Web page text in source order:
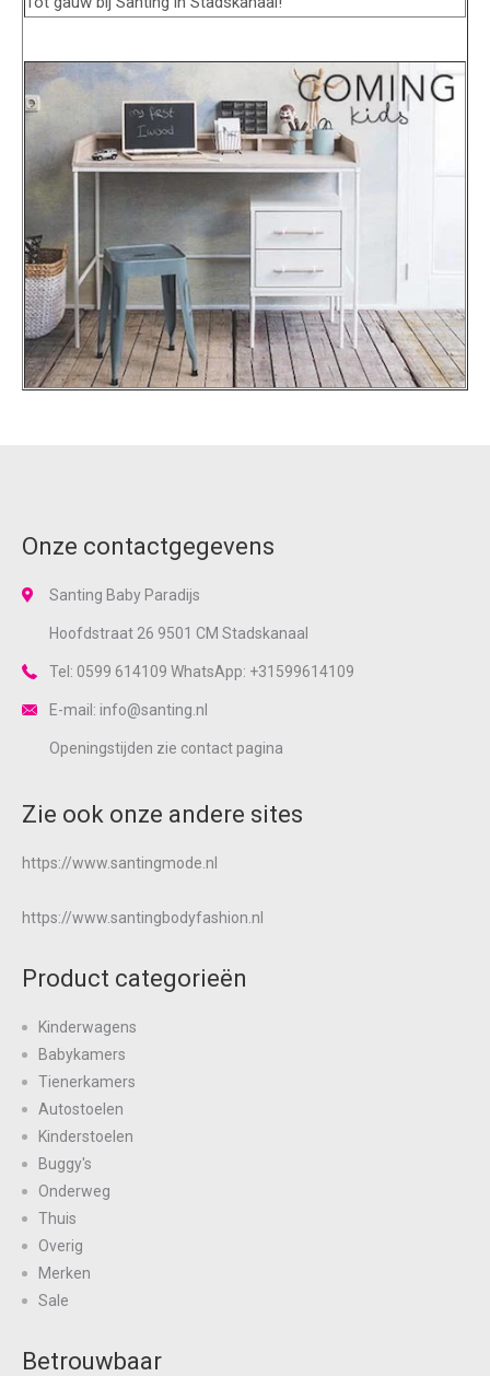
Onze contactgegevens
Santing Baby Paradijs
Hoofdstraat 26 9501 CM Stadskanaal
Tel: 0599 614109 WhatsApp: +31599614109
E-mail: info@santing.nl
Openingstijden zie contactpagina
Zie ook onze andere sites
https://www.santingmode.nl
https://www.santingbodyfashion.nl
Product categorieën
Kinderwagens
Babykamers
Tienerkamers
Autostoelen
Kinderstoelen
Buggy's
Onderweg
Thuis
Overig
Merken
Sale
Betrouwbaar